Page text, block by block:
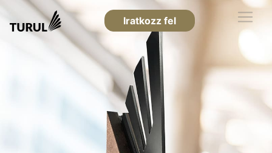
Iratkozz fel